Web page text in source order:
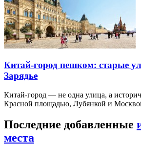
Китай-город пешком: старые
Зарядье
Китай-город — не одна улица, а
Красной площадью, Лубянкой и
Последние добавленные
места